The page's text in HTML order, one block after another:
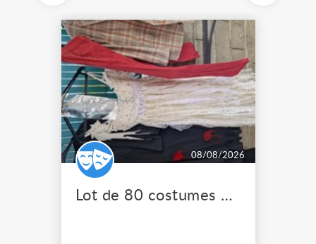
08/08/2026
Lot de 80 costumes de scène pro